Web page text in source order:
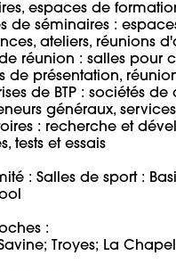
espaces de
de séminaires :
ateliers, réunions
réunion : salles pour
de présentation,
de BTP : sociétés
généraux,
: recherche et
tests et essais
: Salles de sport :
:
Troyes; La